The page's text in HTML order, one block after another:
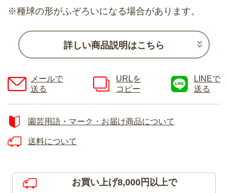
※種球の形がふぞろいになる場合があります。
詳しい商品説明はこちら
メールで
送る
URLを
コピー
LINEで
送る
園芸用語・マーク・お届け商品について
送料について
お買い上げ8,000円以上で